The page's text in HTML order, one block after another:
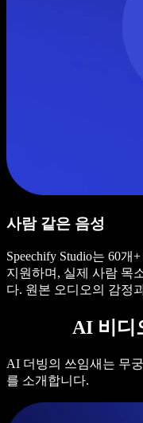
사람 같은 음성
Speechify Studio는 60
지원하며, 실제 사람 목
다. 원본 오디오의 감정
AI 비디
AI 더빙의 쓰임새는 무
를 소개합니다.